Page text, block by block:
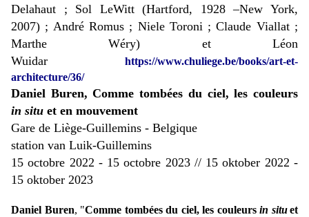
Delahaut ; Sol LeWitt (Hartford, 1928 –New York,
2007) ; André Romus ; Niele Toroni ; Claude Viallat ;
Marthe Wéry) et Léon
Wuidar https://www.chuliege.be/books/art-et-
architecture/36/
Daniel Buren, Comme tombées du ciel, les couleurs
in situ et en mouvement
Gare de Liège-Guillemins - Belgique
station van Luik-Guillemins
15 octobre 2022 - 15 octobre 2023 // 15 oktober 2022 -
15 oktober 2023
Daniel Buren, "Comme tombées du ciel, les couleurs in situ et